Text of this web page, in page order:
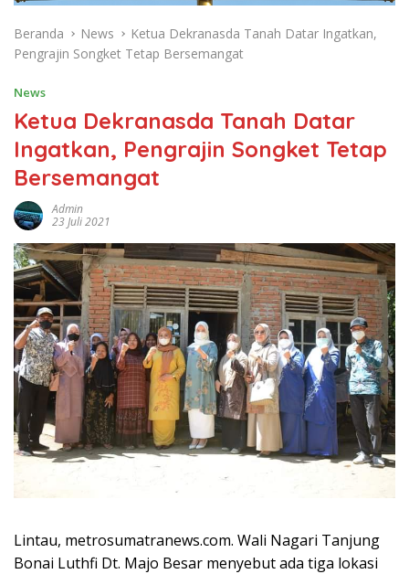
Beranda News
Ketua Dekranasda Tanah Datar Ingatkan,
Pengrajin Songket Tetap Bersemangat
News
Ketua Dekranasda Tanah Datar
Ingatkan, Pengrajin Songket Tetap
Bersemangat
Admin
23 Juli 2021
Lintau, metrosumatranews.com. Wali Nagari Tanjung
Bonai Luthfi Dt. Majo Besar menyebut ada tiga lokasi